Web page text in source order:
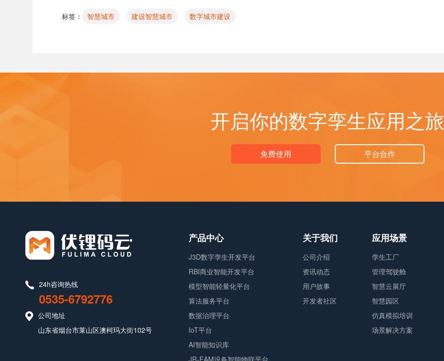
标签： 智慧城市 建设智慧城市 数字城市建设
开启你的数字孪生应用之旅
免费使用 平台合作
24h咨询热线
0535-6792776
公司地址
山东省烟台市莱山区澳柯玛大街102号
产品中心
J3D数字孪生开发平台
RBI商业智能开发平台
模型智能轻量化平台
算法服务平台
数据治理平台
IoT平台
AI智能知识库
JR-EAM设备智能物联平台
关于我们
公司介绍
资讯动态
用户故事
开发者社区
应用场景
孪生工厂
管理驾驶舱
智慧云展厅
智慧园区
仿真模拟培训
场景解决方案